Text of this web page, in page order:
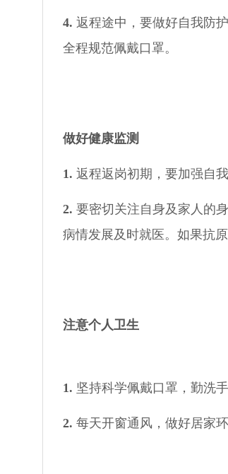
4. 返程途中，要做好自我防
全程规范佩戴口罩。
做好健康监测
1. 返程返岗初期，要加强自
2. 要密切关注自身及家人的
病情发展及时就医。如果抗
注意个人卫生
1. 坚持科学佩戴口罩，勤洗
2. 每天开窗通风，做好居家环